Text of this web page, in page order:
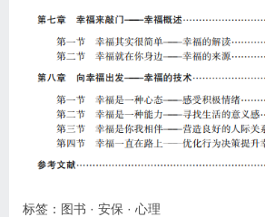
标签： 图书 · 安保 · 心理